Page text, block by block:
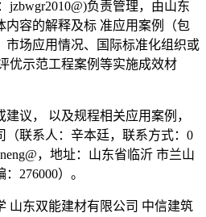
jzbwgr2010@)负责管理，由山东
内容的解释及标 准应用案例（包
市场应用情况、国际标准化组织或
优示范工程案例等实施成效材
议， 以及规程相关应用案例，
（联系人：辛本廷，联系方式：0
，地址：山东省临沂 市兰山
276000）。
山东双能建材有限公司 中信建筑